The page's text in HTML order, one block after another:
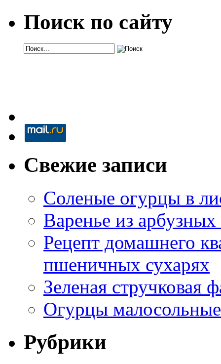
Поиск по сайту
Свежие записи
Соленые огурцы в
Варенье из
Рецепт домашнего
пшеничных сухарях
Зеленая стручковая
Огурцы
Рубрики